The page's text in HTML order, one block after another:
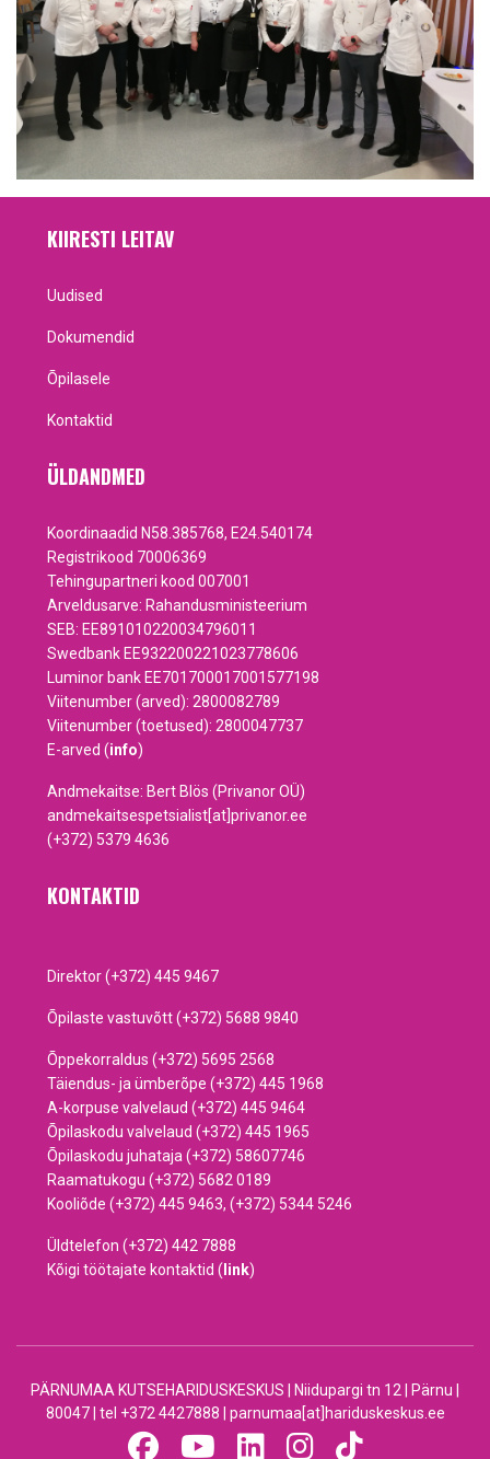
KIIRESTI LEITAV
Uudised
Dokumendid
Õpilasele
Kontaktid
ÜLDANDMED
Koordinaadid N58.385768, E24.540174
Registrikood 70006369
Tehingupartneri kood 007001
Arveldusarve: Rahandusministeerium
SEB: EE891010220034796011
Swedbank EE932200221023778606
Luminor bank EE701700017001577198
Viitenumber (arved): 2800082789
Viitenumber (toetused): 2800047737
E-arved (info)
Andmekaitse: Bert Blös (Privanor OÜ)
andmekaitsespetsialist[at]privanor.ee
(+372) 5379 4636
KONTAKTID
Direktor (+372) 445 9467
Õpilaste vastuvõtt (+372) 5688 9840
Õppekorraldus (+372) 5695 2568
Täiendus- ja ümberõpe (+372) 445 1968
A-korpuse valvelaud (+372) 445 9464
Õpilaskodu valvelaud (+372) 445 1965
Õpilaskodu juhataja (+372) 58607746
Raamatukogu (+372) 5682 0189
Kooliõde (+372) 445 9463, (+372) 5344 5246
Üldtelefon (+372) 442 7888
Kõigi töötajate kontaktid ( link)
PÄRNUMAA KUTSEHARIDUSKESKUS | Niidupargi tn 12 | Pärnu |
80047 | tel +372 4427888 | parnumaa[at]hariduskeskus.ee